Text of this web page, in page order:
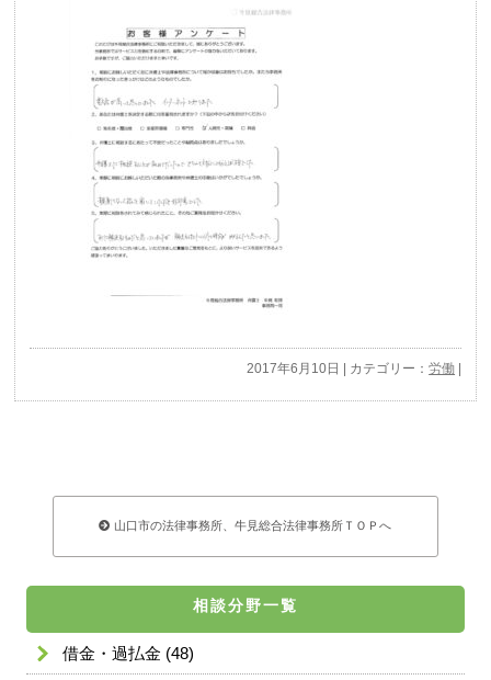
2017年6月10日 | カテゴリー：労働
山口市の法律事務所、牛見総合法律事務所ＴＯＰへ
相談分野一覧
借金・過払金 (48)